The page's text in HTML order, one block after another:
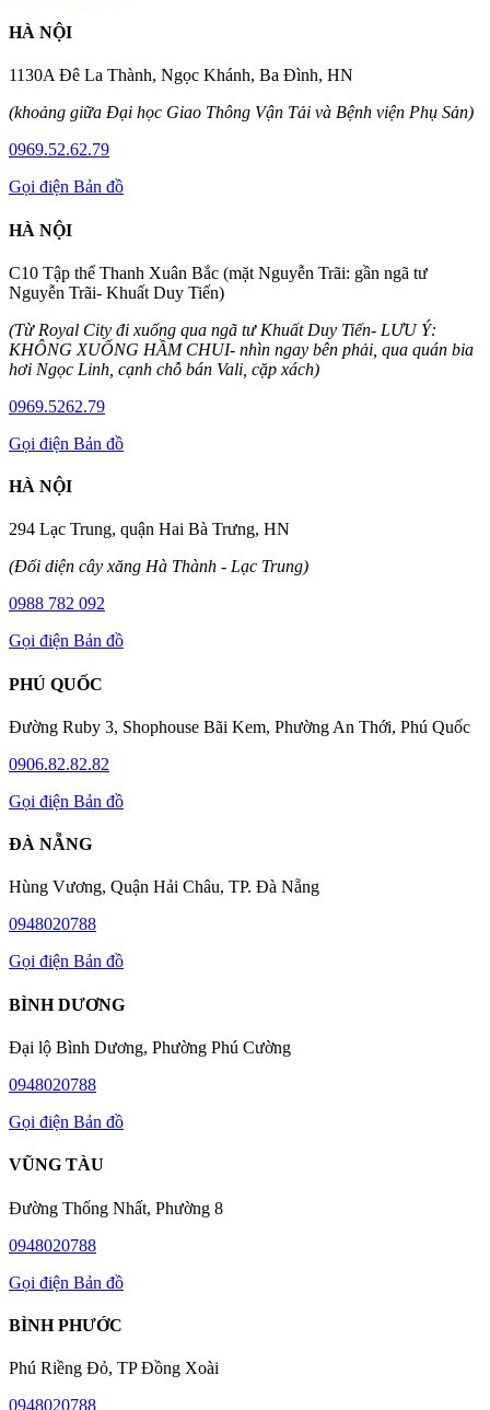
HÀ NỘI
1130A Đê La Thành, Ngọc Khánh, Ba Đình, HN
(khoảng giữa Đại học Giao Thông Vận Tải và Bệnh viện Phụ Sản)
0969.52.62.79
Gọi điện Bản đồ
HÀ NỘI
C10 Tập thể Thanh Xuân Bắc (mặt Nguyễn Trãi: gần ngã tư
Nguyễn Trãi- Khuất Duy Tiến)
(Từ Royal City đi xuống qua ngã tư Khuất Duy Tiến- LƯU Ý:
KHÔNG XUỐNG HẦM CHUI- nhìn ngay bên phải, qua quán bia
hơi Ngọc Linh, cạnh chỗ bán Vali, cặp xách)
0969.5262.79
Gọi điện Bản đồ
HÀ NỘI
294 Lạc Trung, quận Hai Bà Trưng, HN
(Đối diện cây xăng Hà Thành - Lạc Trung)
0988 782 092
Gọi điện Bản đồ
PHÚ QUỐC
Đường Ruby 3, Shophouse Bãi Kem, Phường An Thới, Phú Quốc
0906.82.82.82
Gọi điện Bản đồ
ĐÀ NẴNG
Hùng Vương, Quận Hải Châu, TP. Đà Nẵng
0948020788
Gọi điện Bản đồ
BÌNH DƯƠNG
Đại lộ Bình Dương, Phường Phú Cường
0948020788
Gọi điện Bản đồ
VŨNG TÀU
Đường Thống Nhất, Phường 8
0948020788
Gọi điện Bản đồ
BÌNH PHƯỚC
Phú Riềng Đỏ, TP Đồng Xoài
0948020788